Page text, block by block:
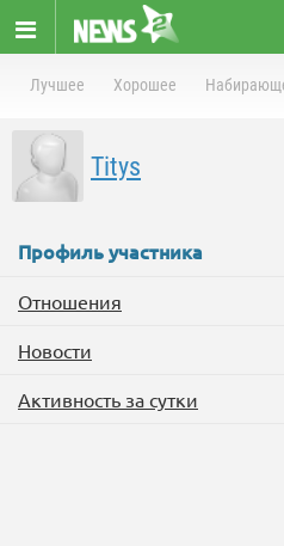
Лучшее Хорошее
Titys
Профиль участника
Отношения
Новости
Активность за сутки